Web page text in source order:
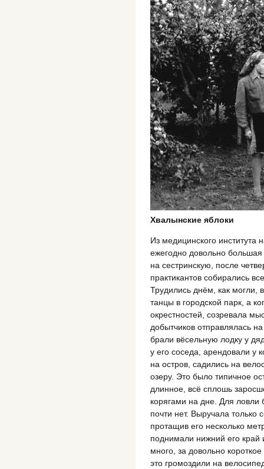
Хвалынские яблоки
Из медицинского института
ежегодно довольно большая
на сестринскую, после
практикантов собирались
Трудились днём, как могли,
танцы в городской парк, а
окрестностей, созревала
добытчиков отправлялась
брали вёсельную лодку у
у его соседа, арендовали у
на остров, садились на
озеру. Это было типичное
длинное, всё сплошь
корягами на дне. Для
почти нет. Выручала
протащив его несколько
поднимали нижний его
много, за довольно
это громоздили на